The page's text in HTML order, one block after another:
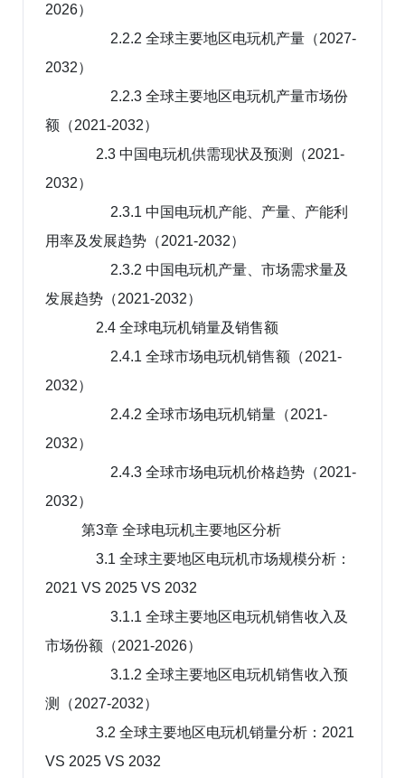
2026）
2.2.2 全球主要地区电玩机产量（2027-
2032）
2.2.3 全球主要地区电玩机产量市场份
额（2021-2032）
2.3 中国电玩机供需现状及预测（2021-
2032）
2.3.1 中国电玩机产能、产量、产能利
用率及发展趋势（2021-2032）
2.3.2 中国电玩机产量、市场需求量及
发展趋势（2021-2032）
2.4 全球电玩机销量及销售额
2.4.1 全球市场电玩机销售额（2021-
2032）
2.4.2 全球市场电玩机销量（2021-
2032）
2.4.3 全球市场电玩机价格趋势（2021-
2032）
第3章 全球电玩机主要地区分析
3.1 全球主要地区电玩机市场规模分析：
2021 VS 2025 VS 2032
3.1.1 全球主要地区电玩机销售收入及
市场份额（2021-2026）
3.1.2 全球主要地区电玩机销售收入预
测（2027-2032）
3.2 全球主要地区电玩机销量分析：2021
VS 2025 VS 2032